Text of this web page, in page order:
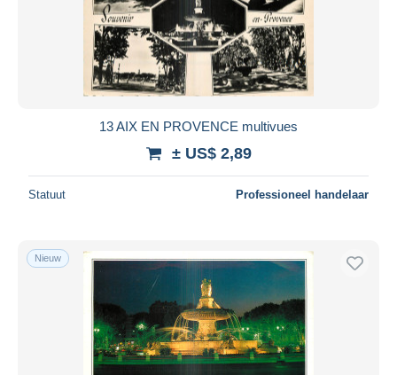
13 AIX EN PROVENCE multivues
± US$ 2,89
Statuut Professioneel handelaar
Nieuw